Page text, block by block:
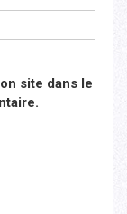
site dans le